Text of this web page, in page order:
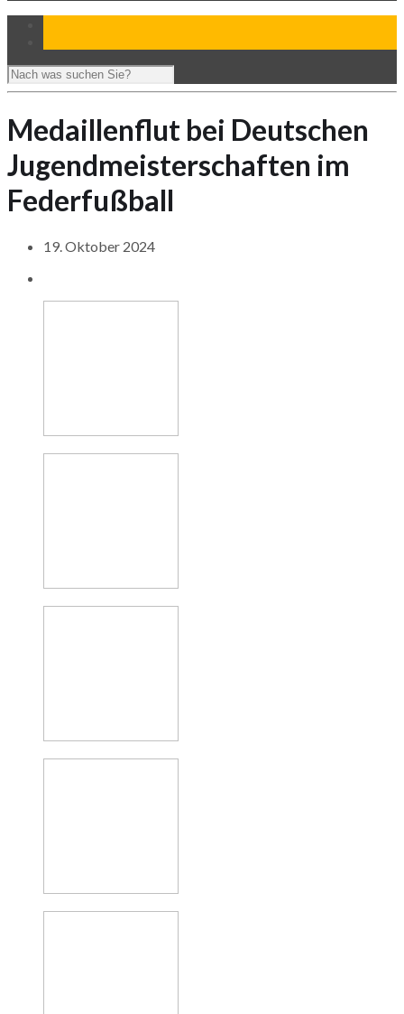
Medaillenflut bei Deutschen
Jugendmeisterschaften im
Federfußball
19. Oktober 2024